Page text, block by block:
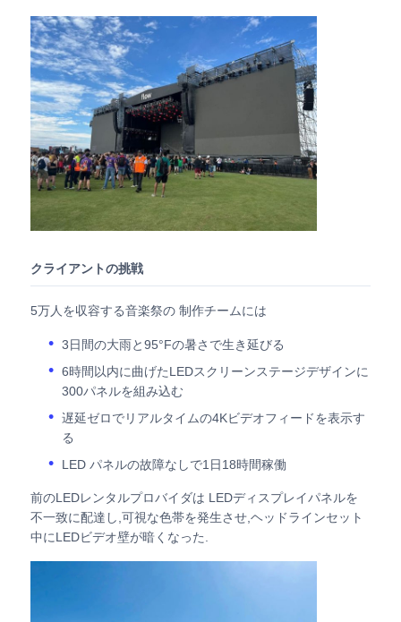
品質管理
お問い合わせ
ニュース
ケース
引金 を 求め て ください
LEDディスプレイ画面
コンサートLEDスクリーン
ステージLEDスクリーンレンタル
クライアントの挑戦
5万人を収容する音楽祭の 制作チームには
3日間の大雨と95°Fの暑さで生き延びる
6時間以内に曲げたLEDスクリーンステージデザインに
300パネルを組み込む
遅延ゼロでリアルタイムの4Kビデオフィードを表示す
る
LED パネルの故障なしで1日18時間稼働
前のLEDレンタルプロバイダは LEDディスプレイパネルを
不一致に配達し,可視な色帯を発生させ,ヘッドラインセット
中にLEDビデオ壁が暗くなった.